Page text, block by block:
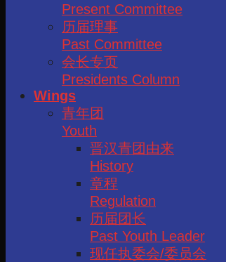
Present Committee
历届理事
Past Committee
会长专页
Presidents Column
Wings
青年团
Youth
晋汉青团由来
History
章程
Regulation
历届团长
Past Youth Leader
现任执委会/委员会